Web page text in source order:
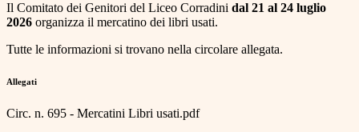
Il Comitato dei Genitori del Liceo Corradini dal 21 al 24 luglio
2026 organizza il mercatino dei libri usati.
Tutte le informazioni si trovano nella circolare allegata.
Allegati
Circ. n. 695 - Mercatini Libri usati.pdf